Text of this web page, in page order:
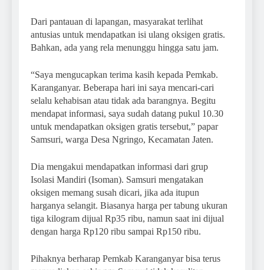
Dari pantauan di lapangan, masyarakat terlihat
antusias untuk mendapatkan isi ulang oksigen gratis.
Bahkan, ada yang rela menunggu hingga satu jam.
“Saya mengucapkan terima kasih kepada Pemkab.
Karanganyar. Beberapa hari ini saya mencari-cari
selalu kehabisan atau tidak ada barangnya. Begitu
mendapat informasi, saya sudah datang pukul 10.30
untuk mendapatkan oksigen gratis tersebut,” papar
Samsuri, warga Desa Ngringo, Kecamatan Jaten.
Dia mengakui mendapatkan informasi dari grup
Isolasi Mandiri (Isoman). Samsuri mengatakan
oksigen memang susah dicari, jika ada itupun
harganya selangit. Biasanya harga per tabung ukuran
tiga kilogram dijual Rp35 ribu, namun saat ini dijual
dengan harga Rp120 ribu sampai Rp150 ribu.
Pihaknya berharap Pemkab Karanganyar bisa terus